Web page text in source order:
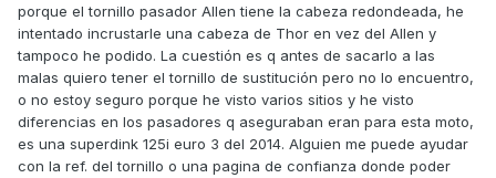
porque el tornillo pasador Allen tiene la cabeza redondeada, he
intentado incrustarle una cabeza de Thor en vez del Allen y
tampoco he podido. La cuestión es q antes de sacarlo a las
malas quiero tener el tornillo de sustitución pero no lo encuentro,
o no estoy seguro porque he visto varios sitios y he visto
diferencias en los pasadores q aseguraban eran para esta moto,
es una superdink 125i euro 3 del 2014. Alguien me puede ayudar
con la ref. del tornillo o una pagina de confianza donde poder